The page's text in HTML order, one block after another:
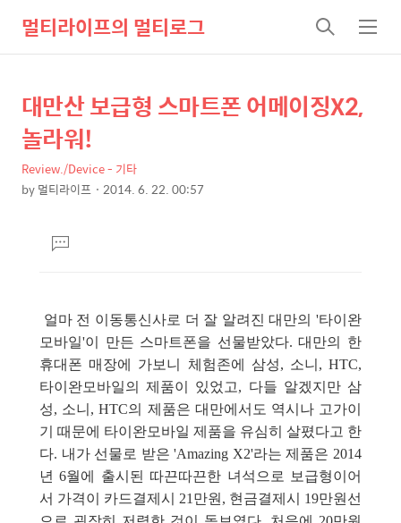
멀티라이프의 멀티로그
검
색
메
뉴
상
세
컨
텐
본
문
제
목
대만산 보급형 스마트폰 어메이징X2,
놀라워!
Review./Device - 기타
by멀티라이프 2014. 6. 22. 00:57
댓
글
얼마 전 이동통신사로 더 잘 알려진 대만의 '타이완
모바일'이 만든 스마트폰을 선물받았다. 대만의 한
휴대폰 매장에 가보니 체험존에 삼성, 소니, HTC,
타이완모바일의 제품이 있었고, 다들 알겠지만 삼
성, 소니, HTC의 제품은 대만에서도 역시나 고가이
기 때문에 타이완모바일 제품을 유심히 살폈다고 한
다. 내가 선물로 받은 'Amazing X2'라는 제품은 2014
년 6월에 출시된 따끈따끈한 녀석으로 보급형이어
서 가격이 카드결제시 21만원, 현금결제시 19만원선